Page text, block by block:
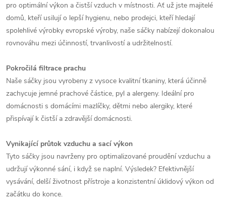
pro optimální výkon a čistší vzduch v místnosti. Ať už jste majitelé
domů, kteří usilují o lepší hygienu, nebo prodejci, kteří hledají
spolehlivé výrobky evropské výroby, naše sáčky nabízejí dokonalou
rovnováhu mezi účinností, trvanlivostí a udržitelností.
Pokročilá filtrace prachu
Naše sáčky jsou vyrobeny z vysoce kvalitní tkaniny, která účinně
zachycuje jemné prachové částice, pyl a alergeny. Ideální pro
domácnosti s domácími mazlíčky, dětmi nebo alergiky, které
přispívají k čistší a zdravější domácnosti.
Vynikající průtok vzduchu a sací výkon
Tyto sáčky jsou navrženy pro optimalizované proudění vzduchu a
udržují výkonné sání, i když se naplní. Výsledek? Efektivnější
vysávání, delší životnost přístroje a konzistentní úklidový výkon od
začátku do konce.